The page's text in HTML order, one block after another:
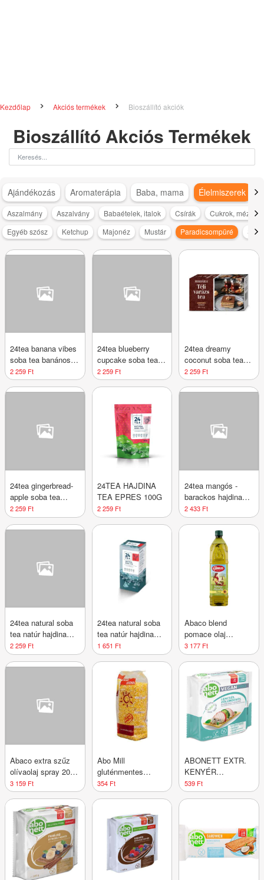
Kezdőlap Akciós termékek Bioszállító akciók
Bioszállító Akciós Termékek
Ajándékozás Aromaterápia Baba, mama Élelmiszerek
Aszalmány Aszalvány Babaételek, italok Csírák
Cukrok, méz,
Egyéb szósz
Ketchup Majonéz Mustár Paradicsompüré
24tea banana vibes
soba tea banános
hajdina tea 100 g
2 259 Ft
24tea blueberry
cupcake soba tea
áfonyás hajdina tea
100 g
2 259 Ft
24tea dreamy
coconut soba tea
kókuszos hajdina
tea 100 g
2 259 Ft
24tea gingerbread-
apple soba tea
alma-mézeskalács
hajdina tea 100 g
2 259 Ft
24TEA HAJDINA
TEA EPRES 100G
2 259 Ft
24tea mangós -
barackos hajdina
tea 100 g
2 433 Ft
24tea natural soba
tea natúr hajdina
tea 100 g
2 259 Ft
24tea natural soba
tea natúr hajdina
tea 45 g
1 651 Ft
Abaco blend
pomace olaj
napraforgó olajjal
sütéshez 1000 ml
3 177 Ft
Abaco extra szűz
olívaolaj spray 200
ml
3 159 Ft
Abo Mill
gluténmentes
kukorica kásadara
500 g
354 Ft
ABONETT EXTR.
KENYÉR
VEGANP.LENCS-
ZBORSÓ
539 Ft